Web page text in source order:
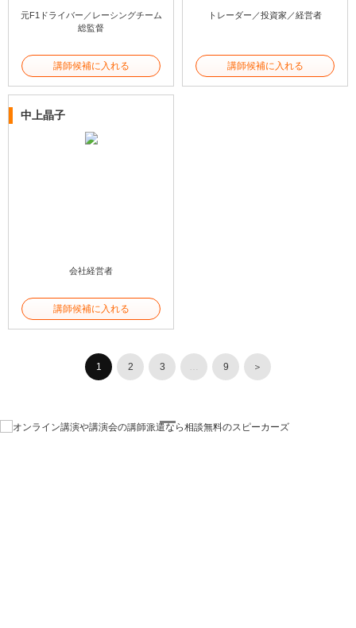
元F1ドライバー／レーシングチーム
総監督
講師候補に入れる
トレーダー／投資家／経営者
講師候補に入れる
中上晶子
会社経営者
講師候補に入れる
1 2 3 9 ＞